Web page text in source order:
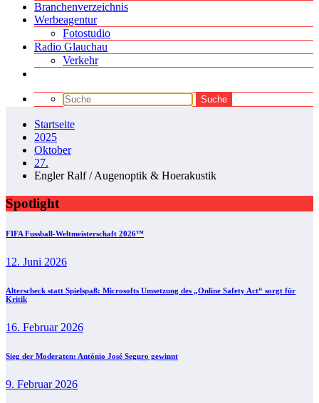
Branchenverzeichnis
Werbeagentur
Fotostudio
Radio Glauchau
Verkehr
Startseite
2025
Oktober
27.
Engler Ralf / Augenoptik & Hoerakustik
Spotlight
FIFA Fussball-Weltmeisterschaft 2026™
12. Juni 2026
Alterscheck statt Spielspaß: Microsofts Umsetzung des „Online Safety Act“ sorgt für
Kritik
16. Februar 2026
Sieg der Moderaten: António José Seguro gewinnt
9. Februar 2026